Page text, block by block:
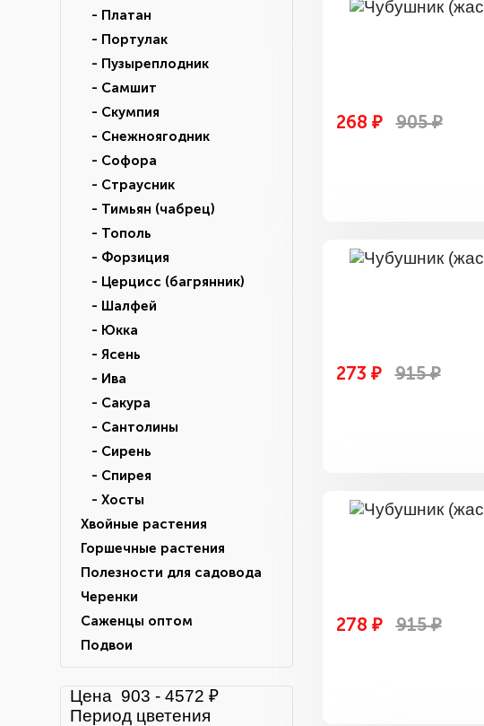
- Платан
- Портулак
- Пузыреплодник
- Самшит
- Скумпия
- Снежноягодник
- Софора
- Страусник
- Тимьян (чабрец)
- Тополь
- Форзиция
- Церцисс (багрянник)
- Шалфей
- Юкка
- Ясень
- Ива
- Сакура
- Сантолины
- Сирень
- Спирея
- Хосты
Хвойные растения
Горшечные растения
Полезности для садовода
Черенки
Саженцы оптом
Подвои
Цена 903 - 4572 ₽
Период цветения
268 ₽ 905 ₽
273 ₽ 915 ₽
278 ₽ 915 ₽